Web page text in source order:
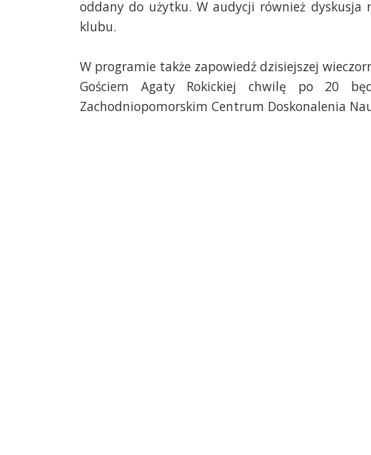
oddany do użytku. W audycji również
klubu.
W programie także zapowiedź dzisiejszej
Gościem Agaty Rokickiej chwilę po 20
Zachodniopomorskim Centrum Doskonalenia